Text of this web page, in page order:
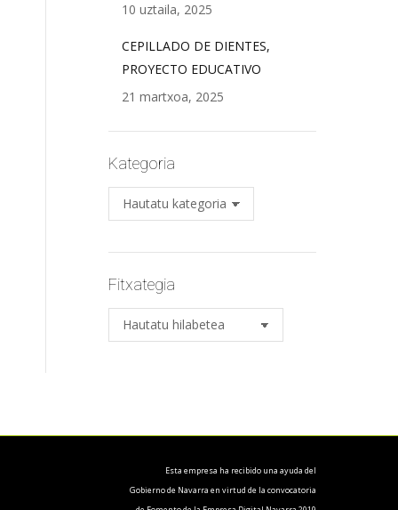
10 uztaila, 2025
CEPILLADO DE DIENTES,
PROYECTO EDUCATIVO
21 martxoa, 2025
Kategoria
Kategoria
Fitxategia
Fitxategia
Esta empresa ha recibido una ayuda del
Gobierno de Navarra en virtud de la convocatoria